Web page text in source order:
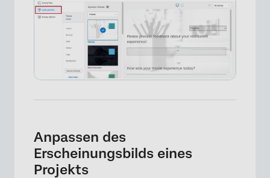
Anpassen des
Erscheinungsbilds eines
Projekts